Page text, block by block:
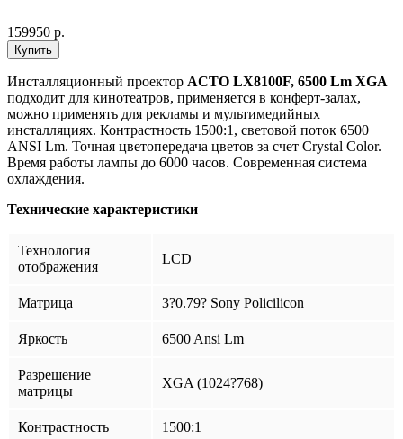
159950 р.
Инсталляционный проектор ACTO LX8100F, 6500 Lm XGA
подходит для кинотеатров, применяется в конферт-залах,
можно применять для рекламы и мультимедийных
инсталляциях. Контрастность 1500:1, световой поток 6500
ANSI Lm. Точная цветопередача цветов за счет Crystal Color.
Время работы лампы до 6000 часов. Современная система
охлаждения.
Технические характеристики
Технология
отображения
LCD
Матрица 3?0.79? Sony Policilicon
Яркость 6500 Ansi Lm
Разрешение
матрицы
XGA (1024?768)
Контрастность 1500:1